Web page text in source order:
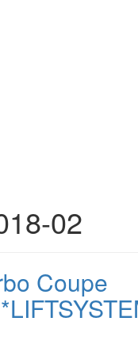
02
Coupe